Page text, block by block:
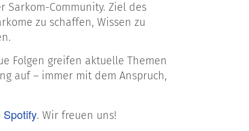
Sarkom-Community. Ziel des
zu schaffen, Wissen zu
Folgen greifen aktuelle Themen
auf – immer mit dem Anspruch,
Spotify. Wir freuen uns!